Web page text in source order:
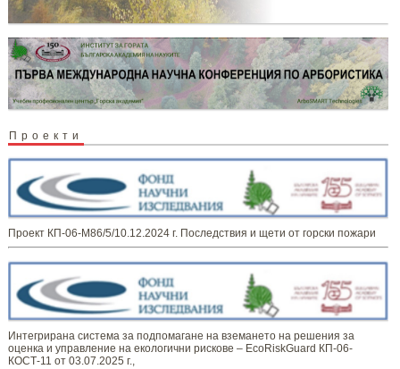
Проекти
Проект КП-06-М86/5/10.12.2024 г. Последствия и щети от горски пожари
Интегрирана система за подпомагане на вземането на решения за
оценка и управление на екологични рискове – EcoRiskGuard КП-06-
КОСТ-11 от 03.07.2025 г.,